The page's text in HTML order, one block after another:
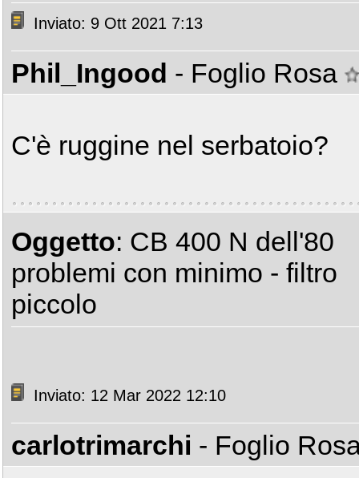
Inviato: 9 Ott 2021 7:13
Phil_Ingood - Foglio Rosa
C'è ruggine nel serbatoio?
Oggetto: CB 400 N dell'80
problemi con minimo - filtro
piccolo
Inviato: 12 Mar 2022 12:10
carlotrimarchi - Foglio